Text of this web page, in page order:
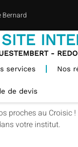
Bernard
-
services Nos
de devis
proches au Croisic !
votre institut.